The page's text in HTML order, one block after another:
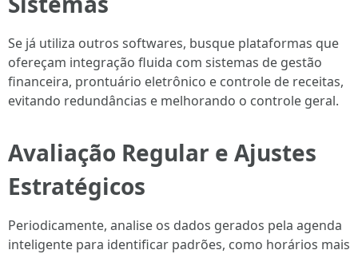
Se já utiliza outros softwares, busque plataformas que
ofereçam integração fluida com sistemas de gestão
financeira, prontuário eletrônico e controle de receitas,
evitando redundâncias e melhorando o controle geral.
Avaliação Regular e Ajustes
Estratégicos
Periodicamente, analise os dados gerados pela agenda
inteligente para identificar padrões, como horários mais